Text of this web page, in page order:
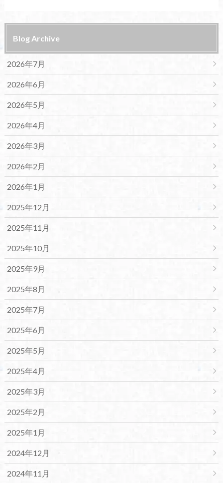
Blog Archive
2026年7月
2026年6月
2026年5月
2026年4月
2026年3月
2026年2月
2026年1月
2025年12月
2025年11月
2025年10月
2025年9月
2025年8月
2025年7月
2025年6月
2025年5月
2025年4月
2025年3月
2025年2月
2025年1月
2024年12月
2024年11月